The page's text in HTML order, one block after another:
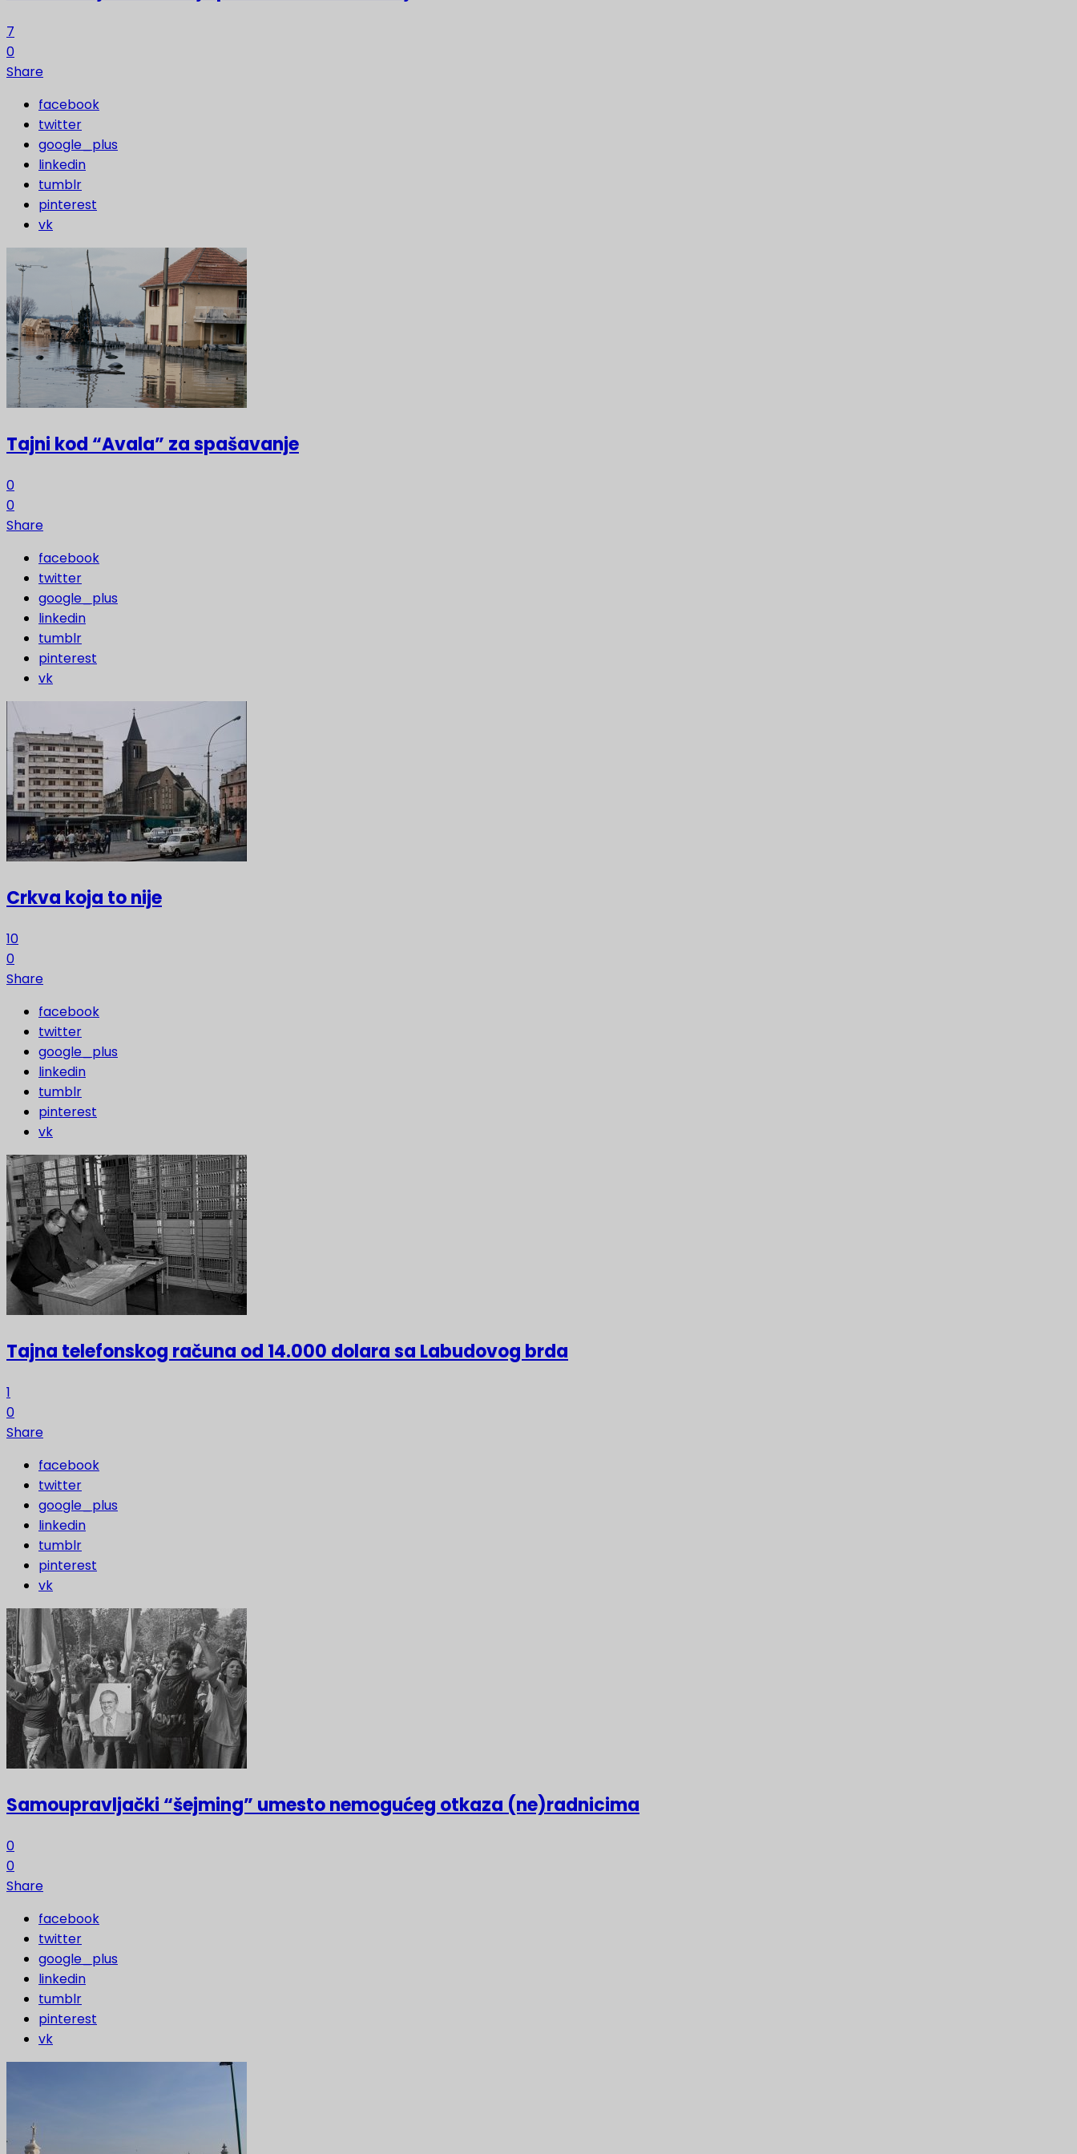
7
0
Share
facebook
twitter
google_plus
linkedin
tumblr
pinterest
vk
Tajni kod “Avala” za spašavanje
0
0
Share
facebook
twitter
google_plus
linkedin
tumblr
pinterest
vk
Crkva koja to nije
10
0
Share
facebook
twitter
google_plus
linkedin
tumblr
pinterest
vk
Tajna telefonskog računa od 14.000 dolara sa Labudovog brda
1
0
Share
facebook
twitter
google_plus
linkedin
tumblr
pinterest
vk
Samoupravljački “šejming” umesto nemogućeg otkaza (ne)radnicima
0
0
Share
facebook
twitter
google_plus
linkedin
tumblr
pinterest
vk